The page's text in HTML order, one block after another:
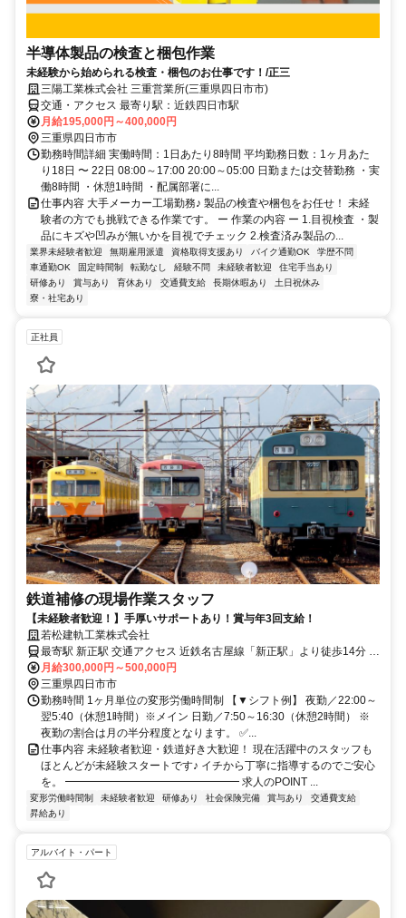
半導体製品の検査と梱包作業
未経験から始められる検査・梱包のお仕事です！/正三
三陽工業株式会社 三重営業所(三重県四日市市)
交通・アクセス 最寄り駅：近鉄四日市駅
月給195,000円～400,000円
三重県四日市市
勤務時間詳細 実働時間：1日あたり8時間 平均勤務日数：1ヶ月あた
り18日 〜 22日 08:00～17:00 20:00～05:00 日勤または交替勤務 ・実
働8時間 ・休憩1時間 ・配属部署に...
仕事内容 大手メーカー工場勤務♪ 製品の検査や梱包をお任せ！ 未経
験者の方でも挑戦できる作業です。 ー 作業の内容 ー 1.目視検査 ・製
品にキズや凹みが無いかを目視でチェック 2.検査済み製品の...
業界未経験者歓迎 無期雇用派遣 資格取得支援あり バイク通勤OK
学歴不問
車通勤OK
固定時間制 転勤なし 経験不問 未経験者歓迎
住宅手当あり
研修あり
賞与あり 育休あり 交通費支給 長期休暇あり
土日祝休み
寮・社宅あり
正社員
鉄道補修の現場作業スタッフ
【未経験者歓迎！】手厚いサポートあり！賞与年3回支給！
若松建軌工業株式会社
最寄駅 新正駅 交通アクセス 近鉄名古屋線「新正駅」より徒歩14分 ☆
車通勤OK！駐車場あり！
月給300,000円～500,000円
三重県四日市市
勤務時間 1ヶ月単位の変形労働時間制 【▼シフト例】 夜勤／22:00～
翌5:40（休憩1時間）※メイン 日勤／7:50～16:30（休憩2時間） ※
夜勤の割合は月の半分程度となります。 ✅...
仕事内容 未経験者歓迎・鉄道好き大歓迎！ 現在活躍中のスタッフも
ほとんどが未経験スタートです♪ イチから丁寧に指導するのでご安心
を。 ━━━━━━━━━━━━━━━━ 求人のPOINT ...
変形労働時間制 未経験者歓迎 研修あり 社会保険完備 賞与あり
交通費支給
昇給あり
アルバイト・パート